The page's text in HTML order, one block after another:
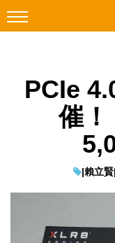
Facebook
教學評測
PCIe
催！
|賴立賢|